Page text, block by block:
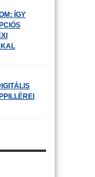
ÍGY